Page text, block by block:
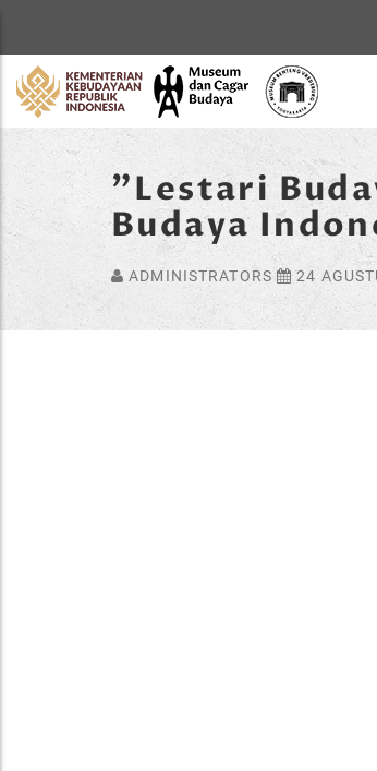
Home
"Lestari
Budaya
ADMINISTRATORS 24